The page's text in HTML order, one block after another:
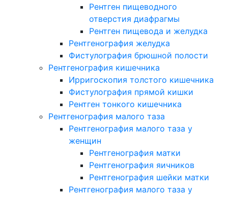
Рентген пищеводного
отверстия диафрагмы
Рентген пищевода и желудка
Рентгенография желудка
Фистулография брюшной полости
Рентгенография кишечника
Ирригоскопия толстого кишечника
Фистулография прямой кишки
Рентген тонкого кишечника
Рентгенография малого таза
Рентгенография малого таза у
женщин
Рентгенография матки
Рентгенография яичников
Рентгенография шейки матки
Рентгенография малого таза у